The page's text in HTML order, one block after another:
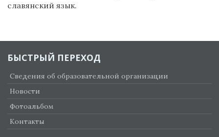
славянский язык.
БЫСТРЫЙ ПЕРЕХОД
Сведения об образовательной организации
Новости
Фотоальбом
Контакты